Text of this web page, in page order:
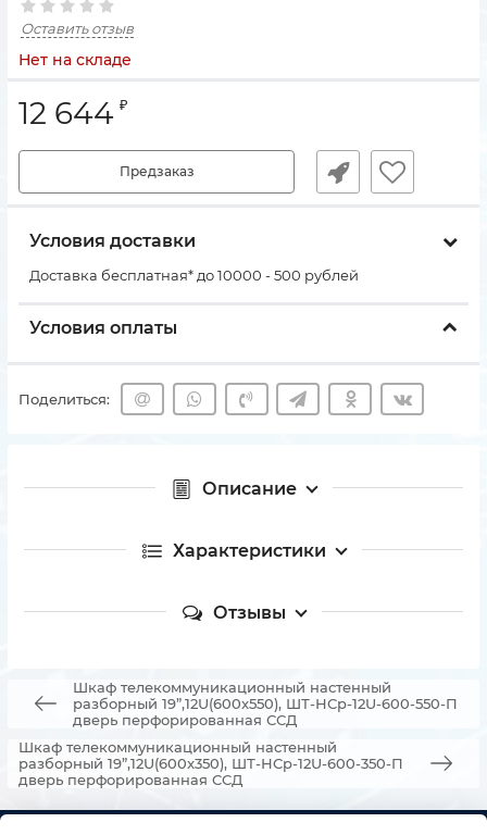
Оставить отзыв
Нет на складе
12 644 ₽
Предзаказ
Условия доставки
Доставка бесплатная* до 10000 - 500 рублей
Условия оплаты
Поделиться:
Описание
Характеристики
Отзывы
Шкаф телекоммуникационный настенный
разборный 19”,12U(600x550), ШТ-НСр-12U-600-550-П
дверь перфорированная ССД
Шкаф телекоммуникационный настенный
разборный 19”,12U(600x350), ШТ-НСр-12U-600-350-П
дверь перфорированная ССД